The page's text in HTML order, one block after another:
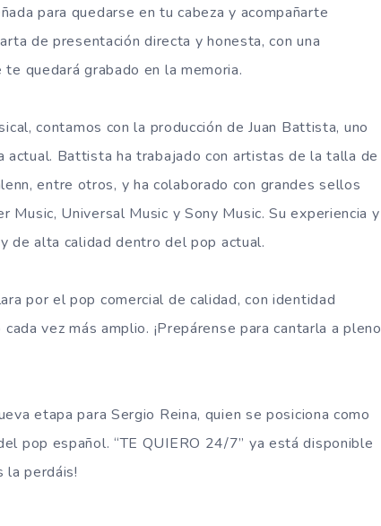
para quedarse en tu cabeza y acompañarte
de presentación directa y honesta, con una
quedará grabado en la memoria.
contamos con la producción de Juan Battista, uno
Battista ha trabajado con artistas de la talla de
entre otros, y ha colaborado con grandes sellos
Music, Universal Music y Sony Music. Su experiencia y
de alta calidad dentro del pop actual.
por el pop comercial de calidad, con identidad
vez más amplio. ¡Prepárense para cantarla a pleno
etapa para Sergio Reina, quien se posiciona como
pop español. “TE QUIERO 24/7” ya está disponible
la perdáis!